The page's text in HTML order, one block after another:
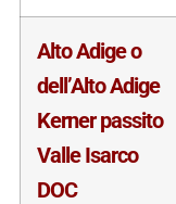
Alto Adige o
dell’Alto Adige
Kerner passito
Valle Isarco
DOC